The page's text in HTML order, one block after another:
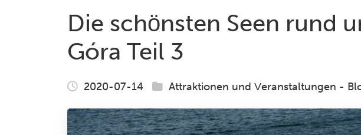
Die schönsten Seen rund
Góra Teil 3
2020-07-14 Attraktionen und Veranstaltungen -